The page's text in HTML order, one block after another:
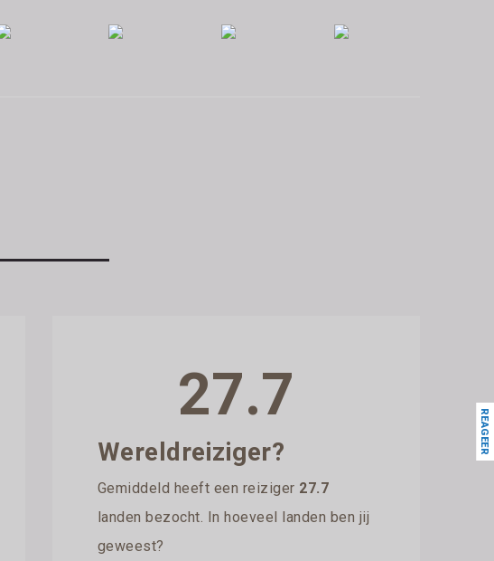
27.7
Wereldreiziger?
Gemiddeld heeft een reiziger 27.7
landen bezocht. In hoeveel landen ben jij
geweest?
REAGEER